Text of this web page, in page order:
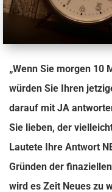
„Wenn Sie morgen 10
würden Sie Ihren
darauf mit JA
Sie lieben, der
Lautete Ihre Antwort
Gründen der
wird es Zeit Neues zu